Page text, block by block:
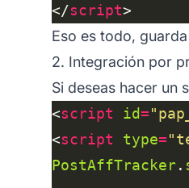
</script
Eso es todo,
2. Integración por
Si deseas hacer un
<script id=
<script type=
PostAffTracker.